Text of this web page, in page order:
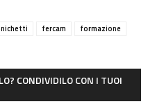
fercam
formazione
CONDIVIDILO CON I TUOI